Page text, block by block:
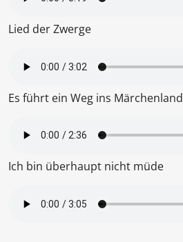
Lied der Zwerge
Es führt ein Weg ins Märchenland
Ich bin überhaupt nicht müde